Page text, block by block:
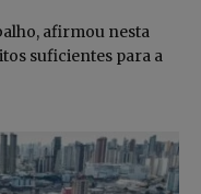
afirmou nesta
suficientes para a